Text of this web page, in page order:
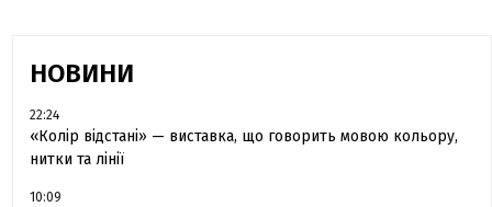
НОВИНИ
22:24
«Колір відстані» — виставка, що говорить мовою кольору,
нитки та лінії
10:09